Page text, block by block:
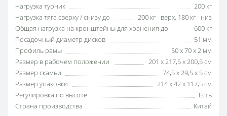
Нагрузка турник
200 кг
Нагрузка тяга сверху / снизу до
200 кг - верх, 180 кг - низ
Общая нагрузка на кронштейны для хранения до
600 кг
Посадочный диаметр дисков
51 мм
Профиль рамы
50 х 70 х 2 мм
Размер в рабочем положении
201 х 217,5 х 200,5 см
Размер скамьи
74,5 х 29,5 х 5 см
Размер упаковки
214 х 42 х 117,5 см
Регулировка по высоте
Есть
Страна производства
Китай